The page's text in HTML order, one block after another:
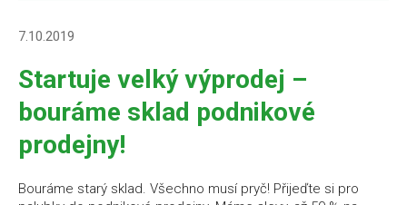
7.10.2019
Startuje velký výprodej –
bouráme sklad podnikové
prodejny!
Bouráme starý sklad. Všechno musí pryč! Přijeďte si pro